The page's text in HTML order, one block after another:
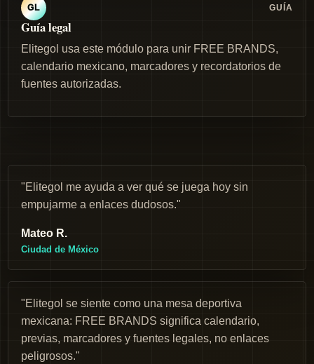
GL GUÍA
Guía legal
Elitegol usa este módulo para unir FREE BRANDS,
calendario mexicano, marcadores y recordatorios de
fuentes autorizadas.
"Elitegol me ayuda a ver qué se juega hoy sin
empujarme a enlaces dudosos."
Mateo R.
Ciudad de México
"Elitegol se siente como una mesa deportiva
mexicana: FREE BRANDS significa calendario,
previas, marcadores y fuentes legales, no enlaces
peligrosos."